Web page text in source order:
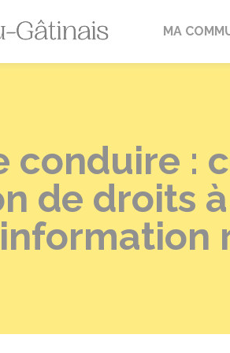
Fréville-du-
MA
conduire :
de droits